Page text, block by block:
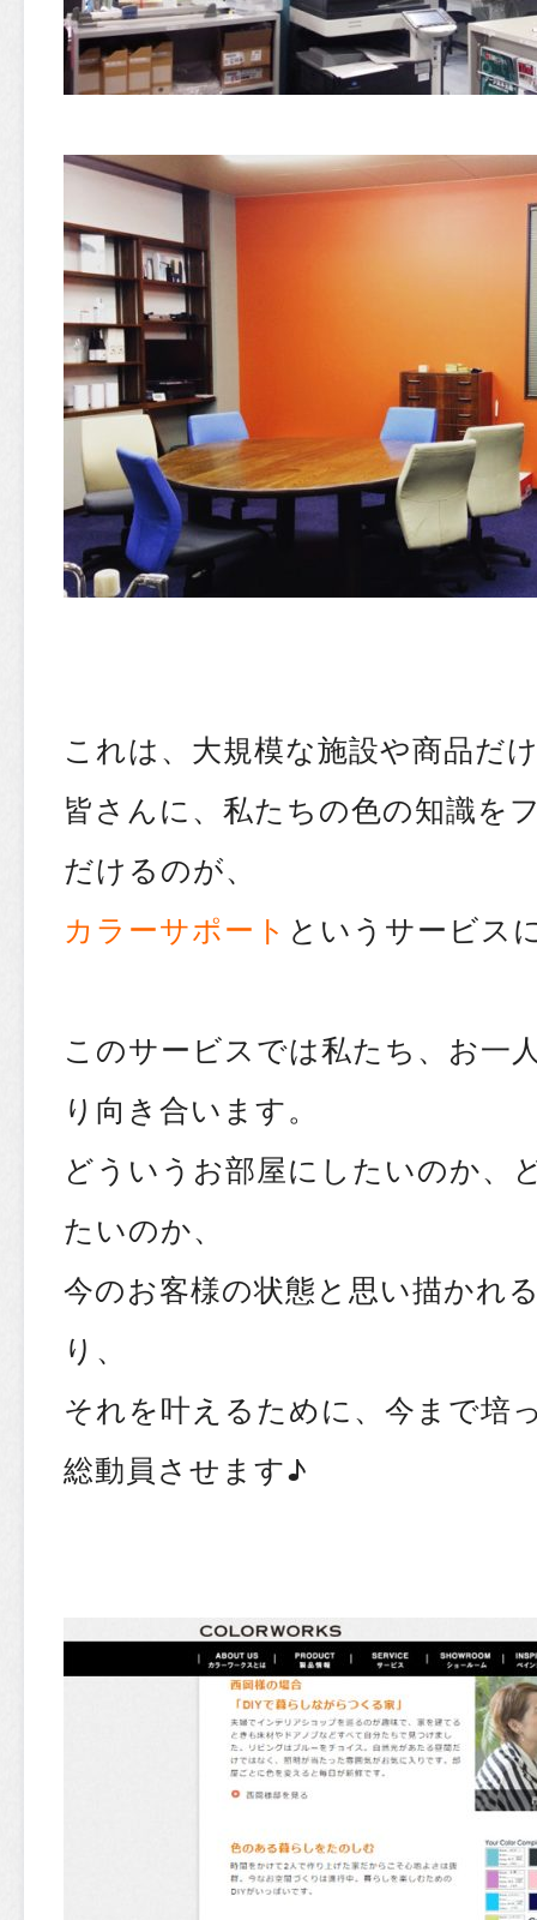
これは、大規模な施設や商品だ
皆さんに、私たちの色の知識を
だけるのが、
カラーサポート というサービス
このサービスでは私たち、お一
り向き合います。
どういうお部屋にしたいのか、
たいのか、
今のお客様の状態と思い描かれ
り、
それを叶えるために、今まで培
総動員させます♪